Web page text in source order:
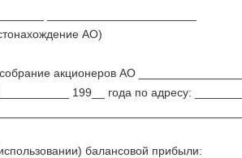
АО)
акционеров АО
199__ года по адресу:
балансовой прибыли: